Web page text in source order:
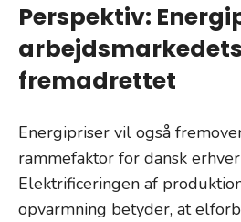
Perspektiv:
fremadrettet
Energipriser vil også
rammefaktor for dansk
Elektrificeringen af
opvarmning betyder, at